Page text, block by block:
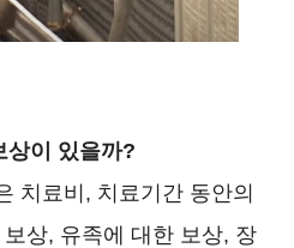
상이 있을까?
치료비, 치료기간 동안의
상, 유족에 대한 보상, 장